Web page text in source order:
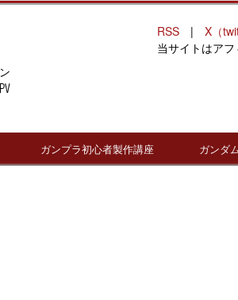
RSS | X（
当サイトはアフ
ガンプラ初心者製作講座 ガンダ